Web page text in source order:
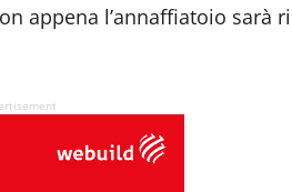
appena l’annaffiatoio sarà